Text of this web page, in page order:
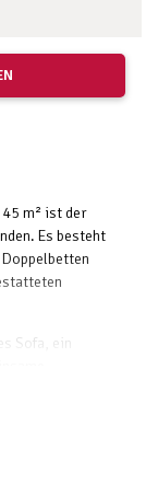
m² ist der
Es besteht
Sofa, ein
und ein
Gästen